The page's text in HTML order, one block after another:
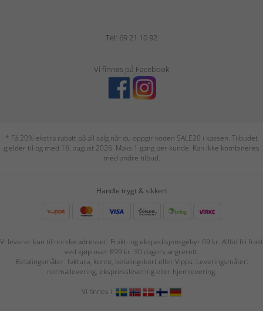
Tel: 69 21 10 92
Vi finnes på Facebook
* Få 20% ekstra rabatt på all salg når du oppgir koden SALE20 i kassen. Tilbudet
gjelder til og med 16. august 2026. Maks 1 gang per kunde. Kan ikke kombineres
med andre tilbud.
Handle trygt & sikkert
Vi leverer kun til norske adresser. Frakt- og ekspedisjonsgebyr 69 kr. Alltid fri frakt
ved kjøp over 899 kr. 30 dagers angrerett.
Betalingsmåter: faktura, konto, betalingskort eller Vipps. Leveringsmåter:
normallevering, ekspresslevering eller hjemlevering.
Vi finnes i: